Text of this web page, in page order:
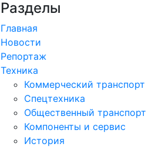
Разделы
Главная
Новости
Репортаж
Техника
Коммерческий транспорт
Спецтехника
Общественный транспорт
Компоненты и сервис
История